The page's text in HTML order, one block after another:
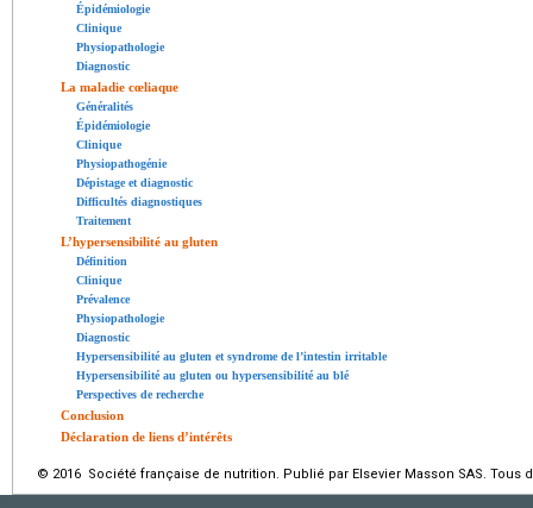
Épidémiologie
Clinique
Physiopathologie
Diagnostic
La maladie cœliaque
Généralités
Épidémiologie
Clinique
Physiopathogénie
Dépistage et diagnostic
Difficultés diagnostiques
Traitement
L’hypersensibilité au gluten
Définition
Clinique
Prévalence
Physiopathologie
Diagnostic
Hypersensibilité au gluten et syndrome de l’intestin irritable
Hypersensibilité au gluten ou hypersensibilité au blé
Perspectives de recherche
Conclusion
Déclaration de liens d’intérêts
© 2016 Société française de nutrition. Publié par Elsevier Masson SAS. Tous